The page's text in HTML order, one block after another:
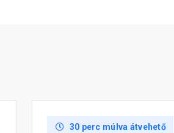
30 perc múlva átvehető